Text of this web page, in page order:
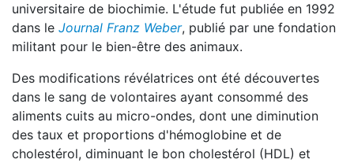
universitaire de biochimie. L'étude fut publiée en 1992
dans le Journal Franz Weber, publié par une fondation
militant pour le bien-être des animaux.
Des modifications révélatrices ont été découvertes
dans le sang de volontaires ayant consommé des
aliments cuits au micro-ondes, dont une diminution
des taux et proportions d'hémoglobine et de
cholestérol, diminuant le bon cholestérol (HDL) et